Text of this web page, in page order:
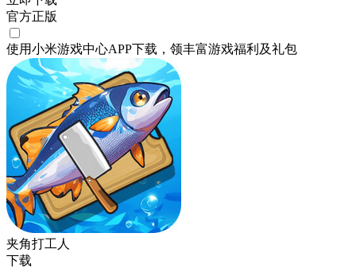
官方正版
使用小米游戏中心APP下载 ，领丰富游戏福利 及礼包
夹角打工人
下载